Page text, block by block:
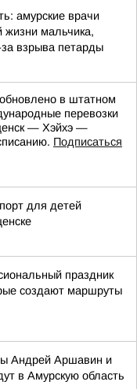
амурские врачи
жизни мальчика,
за взрыва петарды
в штатном
перевозки
— Хэйхэ —
Подписаться
для детей
праздник
создают маршруты
Андрей Аршавин и
в Амурскую область